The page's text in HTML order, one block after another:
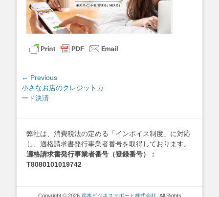
投
稿
ナ
ー
シ
ョ
← Previous
Previous
post:
小さなお店のクレジットカ
ード決済
弊社は、消費税法の定める「インボイス制度」に対応
し、適格請求書発行事業者番号を取得しております。
適格請求書発行事業者番号（登録番号）：
T8080101019742
Copyright © 2026 岸本ビジネスサポート株式会社 . All Rights